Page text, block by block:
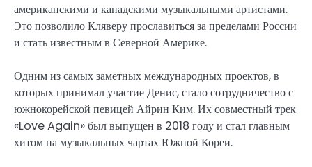
американскими и канадскими музыкальными артистами.
Это позволило Кляверу прославиться за пределами России
и стать известным в Северной Америке.
Одним из самых заметных международных проектов, в
которых принимал участие Денис, стало сотрудничество с
южнокорейской певицей Айрин Ким. Их совместный трек
«Love Again» был выпущен в 2018 году и стал главным
хитом на музыкальных чартах Южной Кореи.